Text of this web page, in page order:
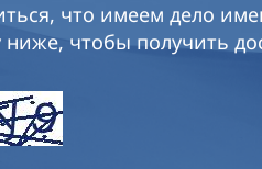
что имеем дело
чтобы получить